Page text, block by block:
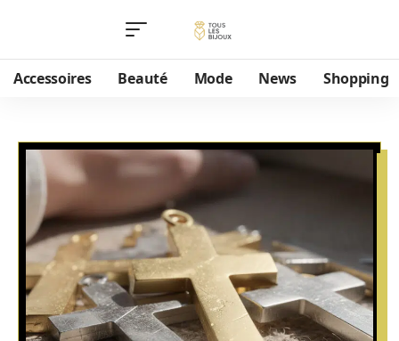
Accessoires Beauté Mode News Shopping